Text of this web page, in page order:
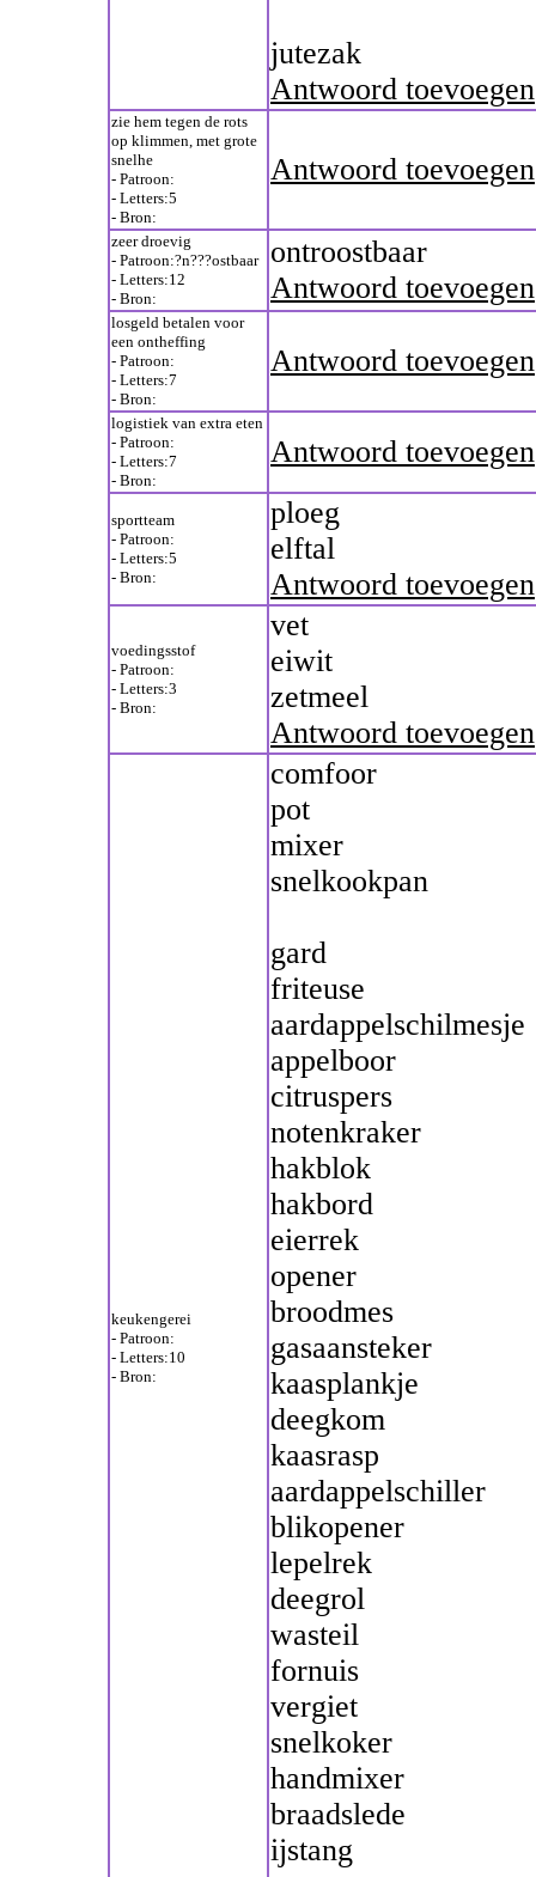
jutezak
Antwoord toevoegen
zie hem tegen de rots
op klimmen, met grote
snelhe
- Patroon:
- Letters:5
- Bron:
Antwoord toevoegen
zeer droevig
- Patroon:?n???ostbaar
- Letters:12
- Bron:
ontroostbaar
Antwoord toevoegen
losgeld betalen voor
een ontheffing
- Patroon:
- Letters:7
- Bron:
Antwoord toevoegen
logistiek van extra eten
- Patroon:
- Letters:7
- Bron:
Antwoord toevoegen
sportteam
- Patroon:
- Letters:5
- Bron:
ploeg
elftal
Antwoord toevoegen
voedingsstof
- Patroon:
- Letters:3
- Bron:
vet
eiwit
zetmeel
Antwoord toevoegen
keukengerei
- Patroon:
- Letters:10
- Bron:
comfoor
pot
mixer
snelkookpan
gard
friteuse
aardappelschilmesje
appelboor
citruspers
notenkraker
hakblok
hakbord
eierrek
opener
broodmes
gasaansteker
kaasplankje
deegkom
kaasrasp
aardappelschiller
blikopener
lepelrek
deegrol
wasteil
fornuis
vergiet
snelkoker
handmixer
braadslede
ijstang